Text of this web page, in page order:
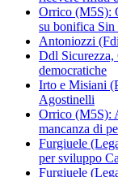
Orrico (M5S):
su bonifica
Antoniozzi
Ddl Sicurezza,
democratiche
Irto e Misiani
Agostinelli
Orrico (M5S):
mancanza di
Furgiuele
per sviluppo
Furgiuele